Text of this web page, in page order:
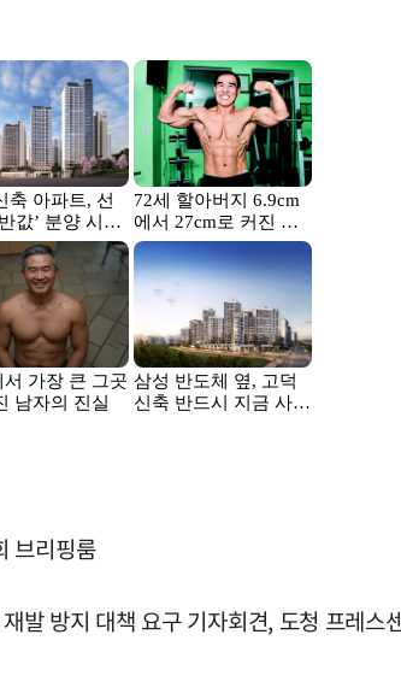
브리핑룸
발 방지 대책 요구 기자회견, 도청 프레스